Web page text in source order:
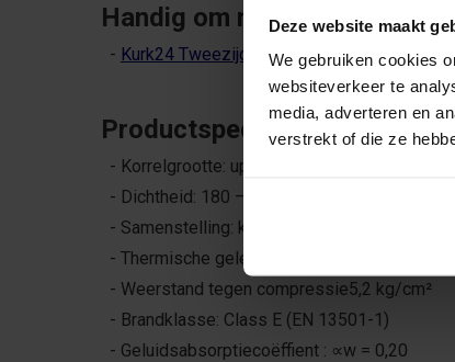
Deze website maakt
We gebruiken cookies
websiteverkeer te
media, adverteren en
verstrekt of die ze
Handig om mee te bestellen:
- Kurk24 Tweezijdige contactlijm
Productspecificaties
- Korrelgrootte: up to 3cm
- Dichtheid: 180 – 240 kg/m³
- Samenstelling: kurk granulaat met
- Thermische geleidbaarheid: λ = 0,049 W/mK
- Weerstand tegen compressie5,2 kg/cm²
- Brandklasse: Class E (EN 13501-1)
- Geluidsabsorptiecoëffient : ∝w = 0,20